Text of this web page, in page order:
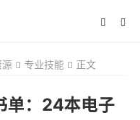
源 专业技能 正文
单：24本电子